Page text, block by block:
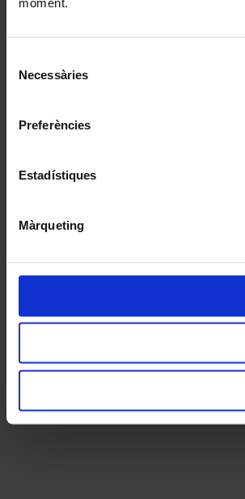
Necessàries
Preferències
Estadístiques
Màrqueting